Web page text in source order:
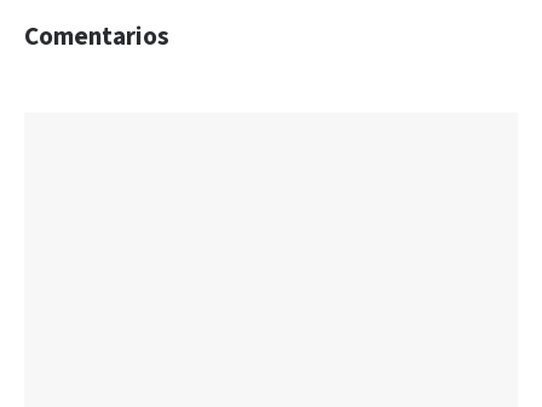
Comentarios